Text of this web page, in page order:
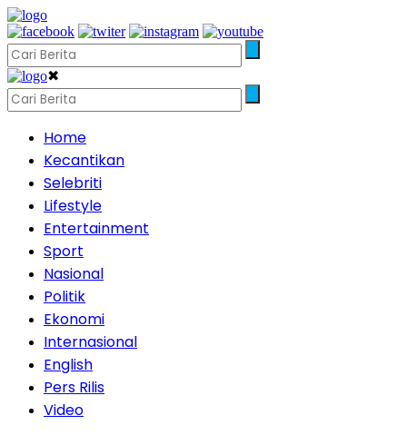
✖
Home
Kecantikan
Selebriti
Lifestyle
Entertainment
Sport
Nasional
Politik
Ekonomi
Internasional
English
Pers Rilis
Video